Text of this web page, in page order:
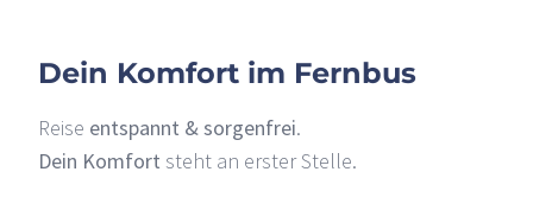
Dein Komfort im Fernbus
Reise entspannt & sorgenfrei.
Dein Komfort steht an erster Stelle.